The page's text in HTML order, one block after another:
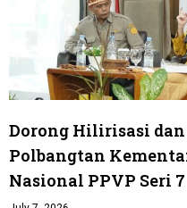
Dorong Hilirisasi dan
Polbangtan
Nasional PPVP Seri 7